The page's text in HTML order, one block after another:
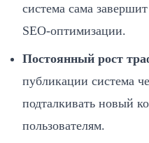
система сама
SEO‑оптимизации.
Постоянный рост
публикации система
подталкивать новый
пользователям.